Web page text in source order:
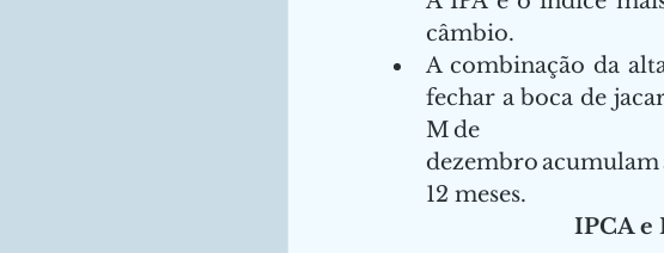
câmbio.
A combinação da
fechar a boca de
M de
dezembro acumulam
12 meses.
IPCA e